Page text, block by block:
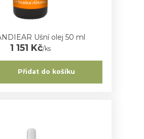
Ušní olej 50 ml
1 151 Kč/ks
Přidat do košíku